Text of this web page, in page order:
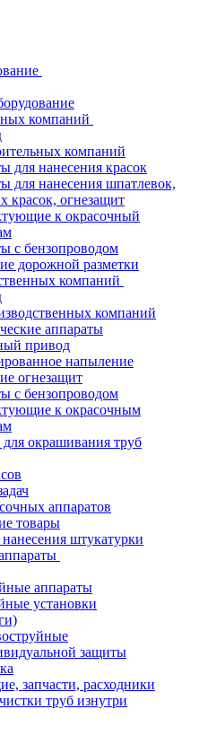
компаний
компаний
для нанесения красок
для нанесения шпатлевок,
красок, огнезащит
к окрасочный
с бензопроводом
дорожной разметки
компаний
компаний
аппараты
привод
напыление
огнезащит
с бензопроводом
к окрасочным
окрашивания труб
аппаратов
товары
штукатурки
аппараты
установки
защиты
запчасти, расходники
труб изнутри